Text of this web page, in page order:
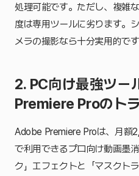
処理可能です。ただし、複雑
度は専用ツールに劣ります。
メラの撮影なら十分実用的です
2. PC向け最強ツー
Premiere Proのト
Adobe Premiere Proは、月額
で利用できるプロ向け動画墨
ク」エフェクトと「マスクト